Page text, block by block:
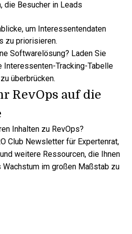
die Besucher in Leads
um Interessentendaten
zu priorisieren.
Softwarelösung? Laden Sie
Interessenten-Tracking-Tabelle
überbrücken.
RevOps auf die
Inhalten zu RevOps?
Club Newsletter für Expertenrat,
weitere Ressourcen, die Ihnen
Wachstum im großen Maßstab zu